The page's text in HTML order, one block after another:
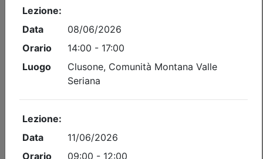
nessuna
Iscrizione
Gratuito